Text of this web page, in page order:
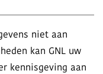
niet aan
kan GNL uw
kennisgeving aan